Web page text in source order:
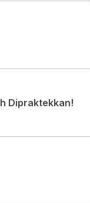
Dipraktekkan!